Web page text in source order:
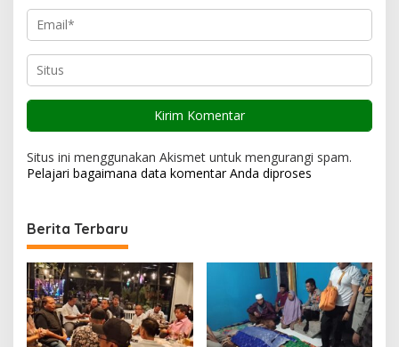
Situs ini menggunakan Akismet untuk mengurangi spam.
Pelajari bagaimana data komentar Anda diproses
Berita Terbaru